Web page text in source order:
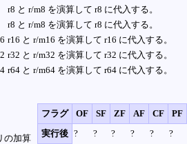
r8 と r/m8 を演算して r8 に代入する。
r8 と r/m8 を演算して r8 に代入する。
r16 と r/m16 を演算して r16 に代入する。
r32 と r/m32 を演算して r32 に代入する。
r64 と r/m64 を演算して r64 に代入する。
フラグ OF SF ZF AF CF
PF
実行後 ? ? ? ? ? ?
の加算